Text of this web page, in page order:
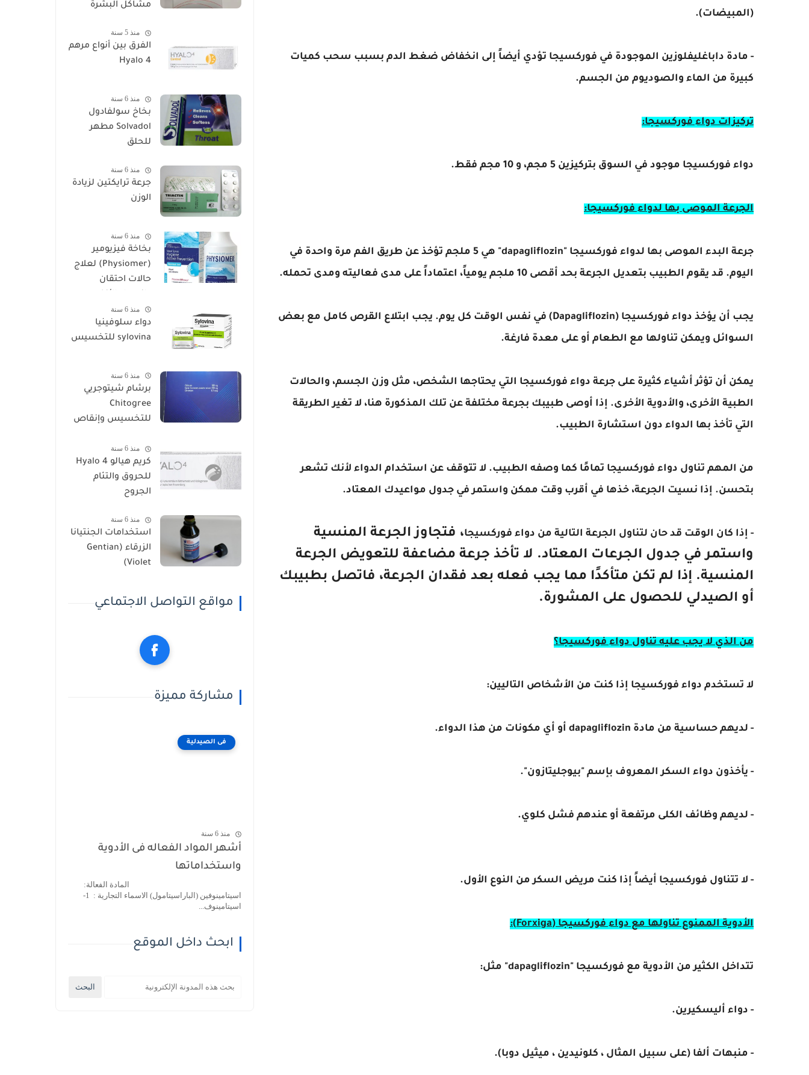
(المبيضات).
- مادة داباغليفلوزين الموجودة في فوركسيجا تؤدي أيضاً إلى انخفاض ضغط الدم بسبب سحب كميات
كبيرة من الماء والصوديوم من الجسم.
تركيزات دواء فوركسيجا:
دواء فوركسيجا موجود في السوق بتركيزين 5 مجم، و 10 مجم فقط.
الجرعة الموصى بها لدواء فوركسيجا:
جرعة البدء الموصى بها لدواء فوركسيجا "dapagliflozin" هي 5 ملجم تؤخذ عن طريق الفم مرة واحدة في
اليوم. قد يقوم الطبيب بتعديل الجرعة بحد أقصى 10 ملجم يومياً، اعتماداً على مدى فعاليته ومدى تحمله.
يجب أن يؤخذ دواء فوركسيجا (Dapagliflozin) في نفس الوقت كل يوم. يجب ابتلاع القرص كامل مع بعض
السوائل ويمكن تناولها مع الطعام أو على معدة فارغة.
يمكن أن تؤثر أشياء كثيرة على جرعة دواء فوركسيجا التي يحتاجها الشخص، مثل وزن الجسم، والحالات
الطبية الأخرى، والأدوية الأخرى. إذا أوصى طبيبك بجرعة مختلفة عن تلك المذكورة هنا، لا تغير الطريقة
التي تأخذ بها الدواء دون استشارة الطبيب.
من المهم تناول دواء فوركسيجا تمامًا كما وصفه الطبيب. لا تتوقف عن استخدام الدواء لأنك تشعر
بتحسن. إذا نسيت الجرعة، خذها في أقرب وقت ممكن واستمر في جدول مواعيدك المعتاد.
- إذا كان الوقت قد حان لتناول الجرعة التالية من دواء فوركسيجا، فتجاوز الجرعة المنسية
واستمر في جدول الجرعات المعتاد. لا تأخذ جرعة مضاعفة للتعويض الجرعة
المنسية. إذا لم تكن متأكدًا مما يجب فعله بعد فقدان الجرعة، فاتصل بطبيبك
أو الصيدلي للحصول على المشورة.
من الذي لا يجب عليه تناول دواء فوركسيجا؟
لا تستخدم دواء فوركسيجا إذا كنت من الأشخاص التاليين:
- لديهم حساسية من مادة dapagliflozin أو أي مكونات من هذا الدواء.
- يأخذون دواء السكر المعروف بإسم "بيوجليتازون".
- لديهم وظائف الكلى مرتفعة أو عندهم فشل كلوي.
- لا تتناول فوركسيجا أيضاً إذا كنت مريض السكر من النوع الأول.
الأدوية الممنوع تناولها مع دواء فوركسيجا (Forxiga):
تتداخل الكثير من الأدوية مع فوركسيجا "dapagliflozin" مثل:
- دواء أليسكيرين.
- منبهات ألفا (على سبيل المثال ، كلونيدين ، ميثيل دوبا).
مشاكل البشرة
منذ 5 سنة
الفرق بين أنواع مرهم
Hyalo 4
منذ 6 سنة
بخاخ سولفادول
Solvadol مطهر
للحلق
منذ 6 سنة
جرعة ترايكتين لزيادة
الوزن
منذ 6 سنة
بخاخة فيزيومير
(Physiomer) لعلاج
حالات احتقان
منذ 6 سنة
دواء سلوفينيا
sylovina للتخسيس
منذ 6 سنة
برشام شيتوجريي
Chitogree
للتخسيس وإنقاص
منذ 6 سنة
كريم هيالو 4 Hyalo
للحروق والتئام
الجروح
منذ 6 سنة
استخدامات الجنتيانا
الزرقاء (Gentian
Violet)
مواقع التواصل الاجتماعي
مشاركة مميزة
فى الصيدلية
منذ 6 سنة
أشهر المواد الفعاله فى الأدوية
واستخداماتها
المادة الفعالة:
اسيتامينوفين (الباراسيتامول) الاسماء التجارية : 1-
اسيتامينوف...
ابحث داخل الموقع